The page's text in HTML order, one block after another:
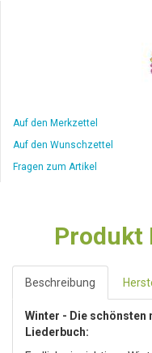
Auf den Merkzettel
Auf den Wunschzettel
Fragen zum Artikel
Produkt
Beschreibung
Winter - Die schönsten
Liederbuch: